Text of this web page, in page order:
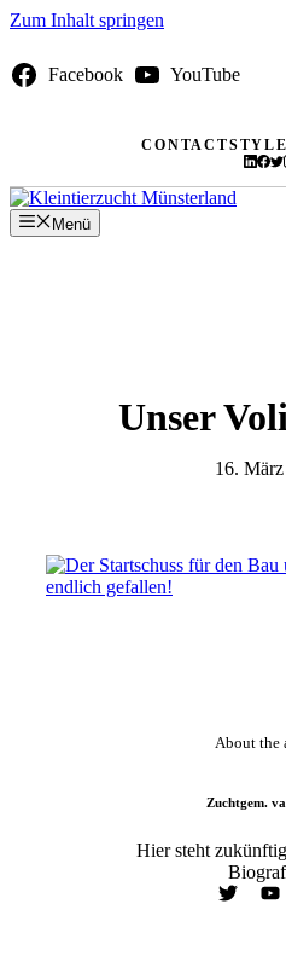
Zum Inhalt springen
Facebook YouTube
CONTACTSTYLE
Menü
Unser
16.
About the
Zuchtgem.
Hier steht